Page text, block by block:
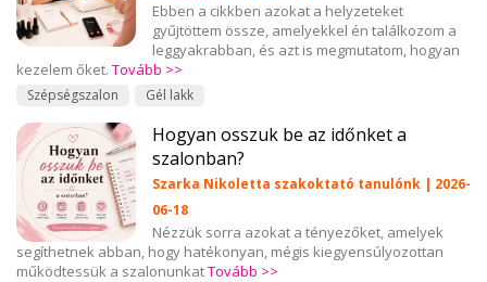
Ebben a cikkben azokat a helyzeteket
gyűjtöttem össze, amelyekkel én találkozom a
leggyakrabban, és azt is megmutatom, hogyan
kezelem őket. Tovább >>
Szépségszalon Gél lakk
Hogyan osszuk be az időnket a
szalonban?
Szarka Nikoletta szakoktató tanulónk | 2026-
06-18
Nézzük sorra azokat a tényezőket, amelyek
segíthetnek abban, hogy hatékonyan, mégis kiegyensúlyozottan
működtessük a szalonunkatTovább >>